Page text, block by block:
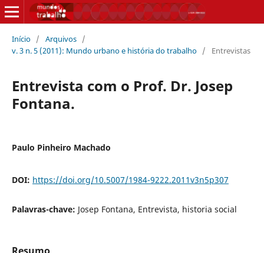
Início / Arquivos /
v. 3 n. 5 (2011): Mundo urbano e história do trabalho / Entrevistas
Entrevista com o Prof. Dr. Josep
Fontana.
Paulo Pinheiro Machado
DOI: https://doi.org/10.5007/1984-9222.2011v3n5p307
Palavras-chave: Josep Fontana, Entrevista, historia social